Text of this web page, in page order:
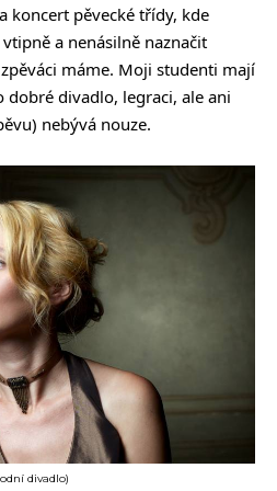
koncert pěvecké třídy, kde
a nenásilně naznačit
máme. Moji studenti mají
dobré divadlo, legraci, ale ani
nebývá nouze.
divadlo)